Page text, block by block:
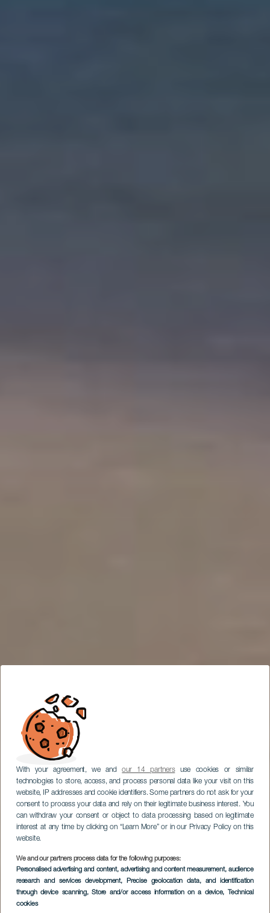
With your agreement, we andour 14 partnersuse cookies or similar
technologies to store, access, and process personal data like your visit on this
website, IP addresses and cookie identifiers. Some partners do not ask for your
consent to process your data and rely on their legitimate business interest. You
can withdraw your consent or object to data processing based on legitimate
interest at any time by clicking on “Learn More” or in our Privacy Policy on this
website.
We and our partners process data for the following purposes:
Personalised advertising and content, advertising and content measurement, audience
research and services development, Precise geolocation data, and identification
through device scanning, Store and/or access information on a device, Technical
cookies